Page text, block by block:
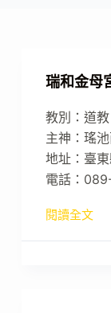
瑞和金母
教別：道教
主神：瑤
地址：臺
電話：
閱讀全文